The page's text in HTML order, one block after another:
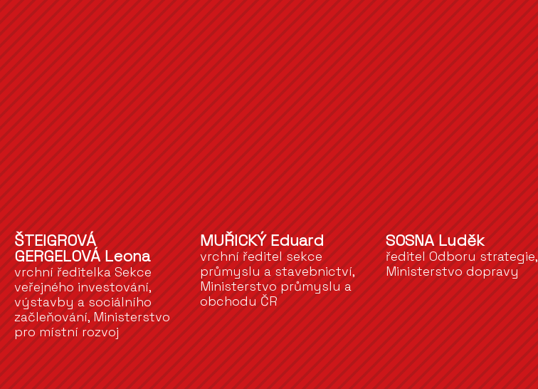
ŠTEIGROVÁ
GERGELOVÁ Leona
vrchní ředitelka Sekce
veřejného investování,
výstavby a sociálního
začleňování, Ministerstvo
pro místní rozvoj
MUŘICKÝ Eduard
vrchní ředitel sekce
průmyslu a stavebnictví,
Ministerstvo průmyslu a
obchodu ČR
SOSNA Luděk
ředitel Odboru strategie,
Ministerstvo dopravy